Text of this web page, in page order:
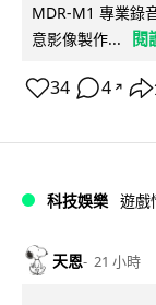
MDR-M1 專業錄
意影像製作...
閱
34 4 ↗
科技娛樂 遊戲
天恩 21 小時